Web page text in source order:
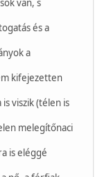
van, s
és a
a
kifejezetten
viszik (télen is
melegítőnaci
is eléggé